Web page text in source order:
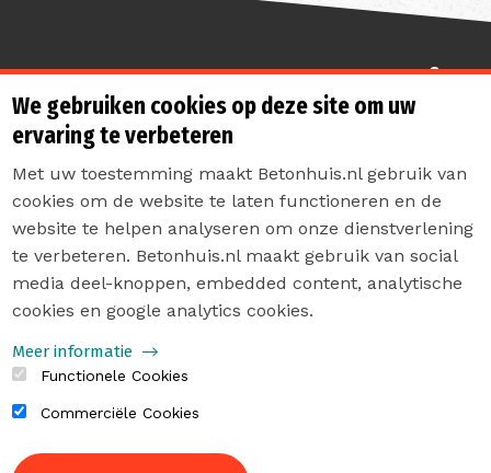
Sterk de toekomst in
Contact
Privacyverklaring
Sitemap
We gebruiken cookies op deze site om uw
ervaring te verbeteren
Met uw toestemming maakt Betonhuis.nl gebruik van
cookies om de website te laten functioneren en de
website te helpen analyseren om onze dienstverlening
te verbeteren. Betonhuis.nl maakt gebruik van social
media deel-knoppen, embedded content, analytische
cookies en google analytics cookies.
Meer informatie
Functionele Cookies
Commerciële Cookies